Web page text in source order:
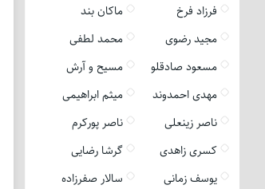
فرزاد فرخ
ماکان بند
مجید رضوی
محمد لطفی
مسعود صادقلو
مسیح و آرش
مهدی احمدوند
میثم ابراهیمی
ناصر زینعلی
ناصر پورکرم
کسری زاهدی
گرشا رضایی
یوسف زمانی
سالار صفرزاده